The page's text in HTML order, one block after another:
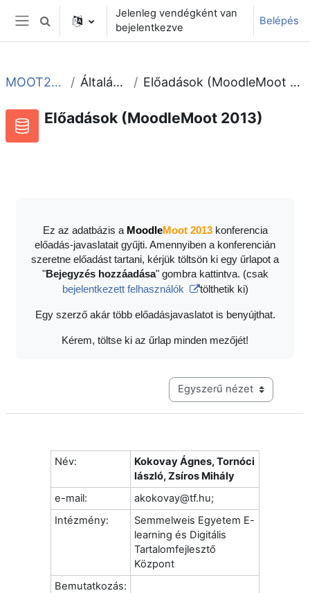
Tovább a fő tartalomhoz
Oldalpanel
Keresési bemeneti adatok váltása
Jelenleg vendégként van
bejelentkezve
Belépés
MOOT2013 Általános Előadások (MoodleMoot 2013)
Előadások (MoodleMoot 2013)
Ez az adatbázis a MoodleMoot 2013konferencia
előadás-javaslatait gyűjti. Amennyiben a konferencián
szeretne előadást tartani, kérjük töltsön ki egy űrlapot a
"Bejegyzés hozzáadása" gombra kattintva. (csak
bejelentkezett felhasználók
tölthetik ki)
Egy szerző akár több előadásjavaslatot is benyújthat.
Kérem, töltse ki az űrlap minden mezőjét!
Harmadik szintű navigáció
Név:
Kokovay Ágnes, Tornóci
lászló, Zsíros Mihály
e-mail:
akokovay@tf.hu;
Intézmény:
Semmelweis Egyetem E-
learning és Digitális
Tartalomfejlesztő
Központ
Bemutatkozás: